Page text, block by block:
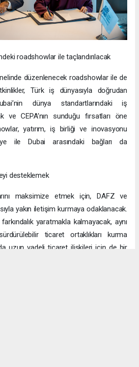
roadshowlar ile taçlandırılacak
düzenlenecek roadshowlar ile de
Türk iş dünyasıyla doğrudan
dünya standartlarındaki iş
ve CEPA’nın sunduğu fırsatları öne
yatırım, iş birliği ve inovasyonu
ile Dubai arasındaki bağları da
desteklemek
maksimize etmek için, DAFZ ve
yakın iletişim kurmaya odaklanacak.
yaratmakla kalmayacak, aynı
ticaret ortaklıkları kurma
uzun vadeli ticaret ilişkileri için de bir